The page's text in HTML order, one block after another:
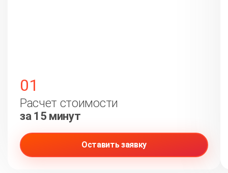
01
Расчет стоимости
за 15 минут
Оставить заявку